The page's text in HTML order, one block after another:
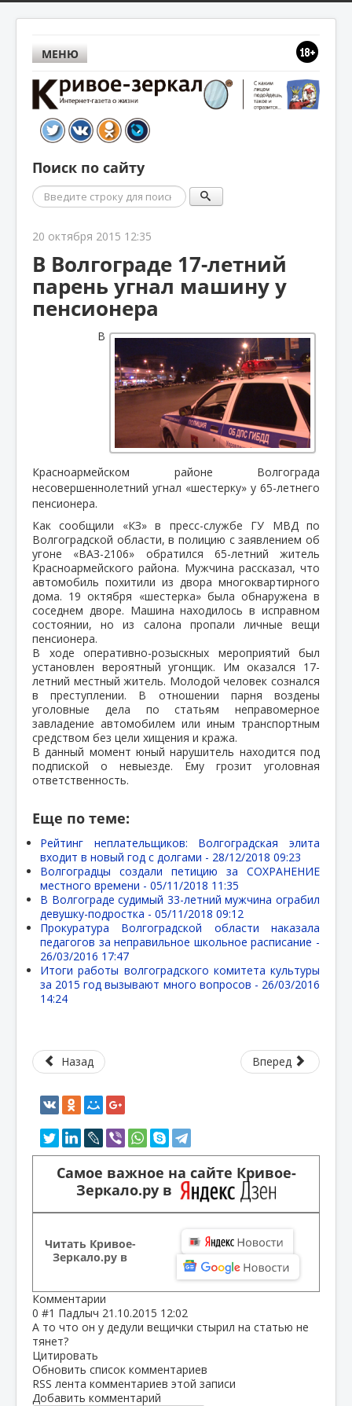
МЕНЮ
Поиск по сайту
Поиск
20 октября 2015 12:35
В Волгограде 17-летний
парень угнал машину у
пенсионера
В
Красноармейском районе Волгограда
несовершеннолетний угнал «шестерку» у 65-летнего
пенсионера.
Как сообщили «КЗ» в пресс-службе ГУ МВД по
Волгоградской области, в полицию с заявлением об
угоне «ВАЗ-2106» обратился 65-летний житель
Красноармейского района. Мужчина рассказал, что
автомобиль похитили из двора многоквартирного
дома. 19 октября «шестерка» была обнаружена в
соседнем дворе. Машина находилось в исправном
состоянии, но из салона пропали личные вещи
пенсионера.
В ходе оперативно-розыскных мероприятий был
установлен вероятный угонщик. Им оказался 17-
летний местный житель. Молодой человек сознался
в преступлении. В отношении парня воздены
уголовные дела по статьям неправомерное
завладение автомобилем или иным транспортным
средством без цели хищения и кража.
В данный момент юный нарушитель находится под
подпиской о невыезде. Ему грозит уголовная
ответственность.
Еще по теме:
Рейтинг неплательщиков: Волгоградская элита
входит в новый год с долгами - 28/12/2018 09:23
Волгоградцы создали петицию за СОХРАНЕНИЕ
местного времени - 05/11/2018 11:35
В Волгограде судимый 33-летний мужчина ограбил
девушку-подростка - 05/11/2018 09:12
Прокуратура Волгоградской области наказала
педагогов за неправильное школьное расписание -
26/03/2016 17:47
Итоги работы волгоградского комитета культуры
за 2015 год вызывают много вопросов - 26/03/2016
14:24
Назад Вперед
Самое важное на сайте Кривое-
Зеркало.ру в
Читать Кривое-
Зеркало.ру в
Комментарии
0 #1 Падлыч 21.10.2015 12:02
А то что он у дедули вещички стырил на статью не
тянет?
Цитировать
Обновить список комментариев
RSS лента комментариев этой записи
Добавить комментарий